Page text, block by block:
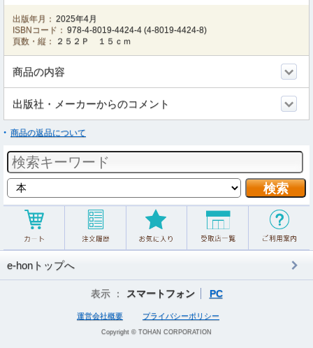
出版年月： 2025年4月
ISBNコード： 978-4-8019-4424-4 (4-8019-4424-8)
頁数・縦：
２５２Ｐ １５ｃｍ
商品の内容
出版社・メーカーからのコメント
商品の返品について
e-honトップへ
表示 ： スマートフォン PC
運営会社概要 プライバシーポリシー
Copyright © TOHAN CORPORATION